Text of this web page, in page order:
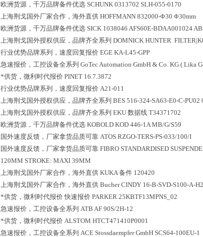
欧洲货源，千万品牌备件优选 SCHUNK 0313702 SLH-055-0170
上海荆戈国外厂家合作，海外直供 HOFFMANN 832000-Φ30 Φ30mm
欧洲货源，千万品牌备件优选 SICK 1038046 AFS60E-BDAA001024
上海荆戈国外授权供应，品牌齐全系列 DOMNICK HUNTER
行业优势品牌系列，速度回复报价 EGE KA-L45-GPP
急速报价，工控设备全系列 GoTec Automation GmbH & Co. KG ( Lika
*供货，微利时代报价 PINET 16.7.3872
行业优势品牌系列，速度回复报价 A21-011
上海荆戈国外授权供应，品牌齐全系列 BES 516-324-SA63-E0-C-
上海荆戈国外授权供应，品牌齐全系列 EKU 数据线 T34371702
欧洲货源，千万品牌备件优选 KOBOLD KOD 446-1A MB/G/S59
国外速度反馈，厂家拿货品质可靠 ATOS RZGO-TERS-PS-033/
国外速度反馈，厂家拿货品质可靠 FIBRO STANDARDISED
120MM STROKE: MAXI 39MM
上海荆戈国外厂家合作，海外直供 KUKA 备件 120420
上海荆戈国外厂家合作，海外直供 Bucher CINDY 16-B-SVD-S100-A-
*供货，微利时代报价 快速报价 PARKER 25KBTF13MPNS_02
急速报价，工控设备全系列 ATB AF 90S/2H-12
*供货，微利时代报价 ALSTOM HTCT471410P0001
急速报价，工控设备全系列 ACE Stossdaempfer GmbH SCS64-100EU-1